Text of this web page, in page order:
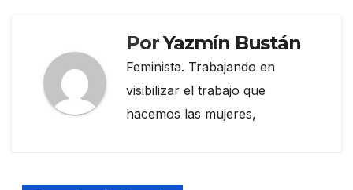
PorYazmín Bustán
Feminista. Trabajando en
visibilizar el trabajo que
hacemos las mujeres,